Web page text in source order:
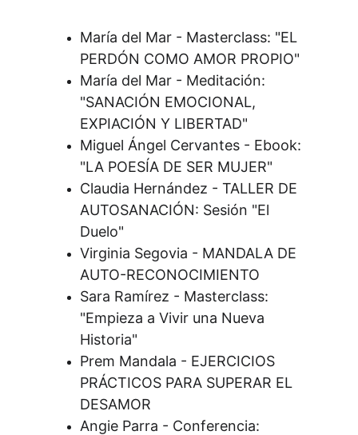
María del Mar - Masterclass: "EL
PERDÓN COMO AMOR PROPIO"
María del Mar - Meditación:
"SANACIÓN EMOCIONAL,
EXPIACIÓN Y LIBERTAD"
Miguel Ángel Cervantes - Ebook:
"LA POESÍA DE SER MUJER"
Claudia Hernández - TALLER DE
AUTOSANACIÓN: Sesión "El
Duelo"
Virginia Segovia - MANDALA DE
AUTO-RECONOCIMIENTO
Sara Ramírez - Masterclass:
"Empieza a Vivir una Nueva
Historia"
Prem Mandala - EJERCICIOS
PRÁCTICOS PARA SUPERAR EL
DESAMOR
Angie Parra - Conferencia: